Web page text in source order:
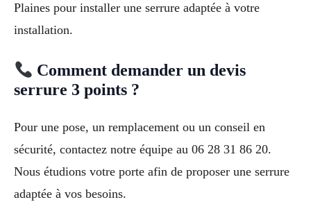
Plaines pour installer une serrure adaptée à votre
installation.
Comment demander un devis
serrure 3 points ?
Pour une pose, un remplacement ou un conseil en
sécurité, contactez notre équipe au 06 28 31 86 20.
Nous étudions votre porte afin de proposer une serrure
adaptée à vos besoins.